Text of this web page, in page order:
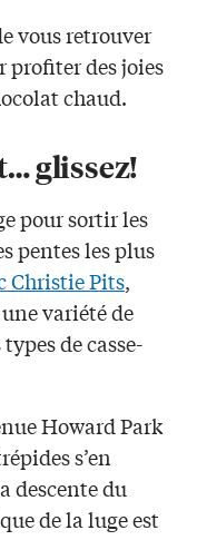
vous retrouver
profiter des joies
chaud.
glissez!
pour sortir les
penteslesplus
ChristiePits,
variété de
de casse-
Howard Park
s’en
descentedu
de la luge est